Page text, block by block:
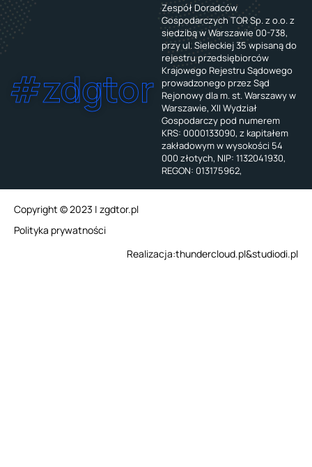
#zdgtor
Zespół Doradców
Gospodarczych TOR Sp. z o.o. z
siedzibą w Warszawie 00-738,
przy ul. Sieleckiej 35 wpisaną do
rejestru przedsiębiorców
Krajowego Rejestru Sądowego
prowadzonego przez Sąd
Rejonowy dla m. st. Warszawy w
Warszawie, XII Wydział
Gospodarczy pod numerem
KRS: 0000133090, z kapitałem
zakładowym w wysokości 54
000 złotych, NIP: 1132041930,
REGON: 013175962,
Copyright © 2023 | zgdtor.pl
Polityka prywatności
studiodi.pl
&
thundercloud.pl
Realizacja: